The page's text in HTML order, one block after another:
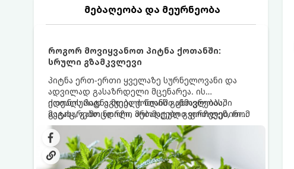
მებაღეობა და მეურნეობა
როგორ მოვიყვანოთ პიტნა ქოთანში:
სრული გზამკვლევი
პიტნა ერთ-ერთი ყველაზე სურნელოვანი და
ადვილად გასაზრდელი მცენარეა. ის
იდეალურად ეგუება ქოთანში ცხოვრებას,
მეტიც, გამოცდილი მებაღეები გვირჩევენ, რომ
პიტნა მხოლოდ ქოთანში მოვიყვანოთ, რადგან
ღია გრუნტში (ბაღში) დარგვისას ის ფესვებით
ძალიან სწრაფად ვრცელდება და სხვა
მცენარეებს ავიწროებს.
ქოთნის პიტნა მთელი წლის განმავლობაში
გაგახარებთ ნორჩი, არომატული ფოთლებით
ჩაის, ლიმონათისა თუ კერძებისთვის.